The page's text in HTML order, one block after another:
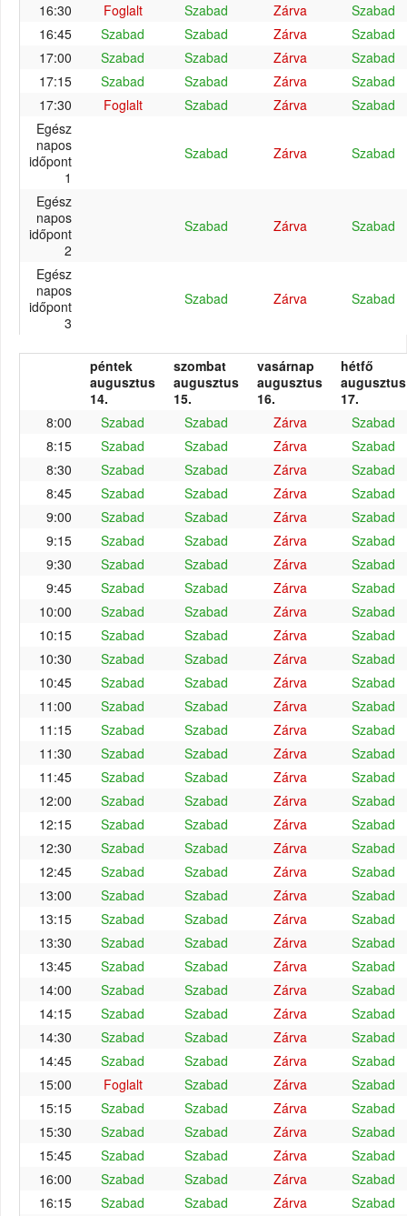
16:30
Foglalt Szabad Zárva
Szabad
16:45
Szabad Szabad Zárva
Szabad
17:00
Szabad Szabad Zárva
Szabad
17:15
Szabad Szabad Zárva
Szabad
17:30
Foglalt Szabad Zárva
Szabad
Egész
napos
időpont
1
Szabad Zárva Szabad
Egész
napos
időpont
2
Szabad Zárva Szabad
Egész
napos
időpont
3
Szabad Zárva Szabad
péntek
augusztus
14.
szombat
augusztus
15.
vasárnap
augusztus
16.
hétfő
augusztus
17.
8:00
Szabad Szabad Zárva
Szabad
8:15
Szabad Szabad Zárva
Szabad
8:30
Szabad Szabad Zárva
Szabad
8:45
Szabad Szabad Zárva
Szabad
9:00
Szabad Szabad Zárva
Szabad
9:15
Szabad Szabad Zárva
Szabad
9:30
Szabad Szabad Zárva
Szabad
9:45
Szabad Szabad Zárva
Szabad
10:00
Szabad Szabad Zárva
Szabad
10:15
Szabad Szabad Zárva
Szabad
10:30
Szabad Szabad Zárva
Szabad
10:45
Szabad Szabad Zárva
Szabad
11:00
Szabad Szabad Zárva
Szabad
11:15
Szabad Szabad Zárva
Szabad
11:30
Szabad Szabad Zárva
Szabad
11:45
Szabad Szabad Zárva
Szabad
12:00
Szabad Szabad Zárva
Szabad
12:15
Szabad Szabad Zárva
Szabad
12:30
Szabad Szabad Zárva
Szabad
12:45
Szabad Szabad Zárva
Szabad
13:00
Szabad Szabad Zárva
Szabad
13:15
Szabad Szabad Zárva
Szabad
13:30
Szabad Szabad Zárva
Szabad
13:45
Szabad Szabad Zárva
Szabad
14:00
Szabad Szabad Zárva
Szabad
14:15
Szabad Szabad Zárva
Szabad
14:30
Szabad Szabad Zárva
Szabad
14:45
Szabad Szabad Zárva
Szabad
15:00
Foglalt Szabad Zárva
Szabad
15:15
Szabad Szabad Zárva
Szabad
15:30
Szabad Szabad Zárva
Szabad
15:45
Szabad Szabad Zárva
Szabad
16:00
Szabad Szabad Zárva
Szabad
16:15
Szabad Szabad Zárva Szabad